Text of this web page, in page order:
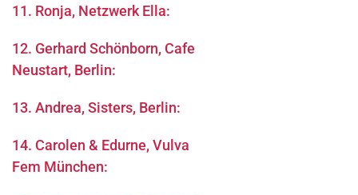
11. Ronja, Netzwerk Ella:
12. Gerhard Schönborn, Cafe
Neustart, Berlin:
13. Andrea, Sisters, Berlin:
14. Carolen & Edurne, Vulva
Fem München: